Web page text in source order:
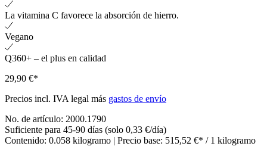
La vitamina C favorece la absorción de hierro.
Vegano
Q360+ – el plus en calidad
29,90 €*
Precios incl. IVA legal más gastos de envío
No. de artículo: 2000.1790
Suficiente para 45-90 días (solo 0,33 €/día)
Contenido: 0.058 kilogramo | Precio base: 515,52 €* / 1 kilogramo